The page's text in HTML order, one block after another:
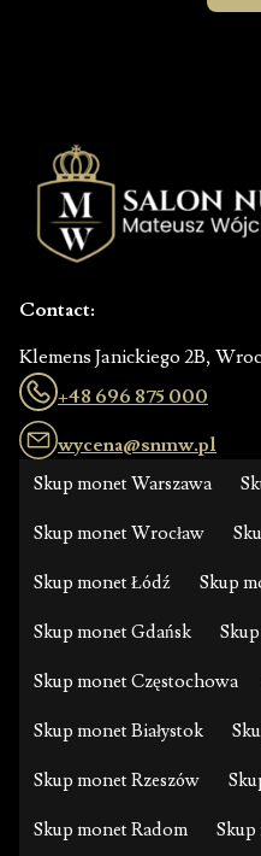
Contact:
Klemens Janickiego 2B,
+48 696 875 000
wycena@snmw.pl
Skup monet Warszawa
Skup monet Wrocław
Skup monet Łódź Skup
Skup monet Gdańsk
Skup monet Częstochowa
Skup monet Białystok
Skup monet Rzeszów
Skup monet Radom